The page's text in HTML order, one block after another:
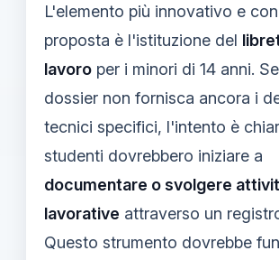
L'elemento più innovativo e
proposta è l'istituzione del
lavoro per i minori di 14 anni.
dossier non fornisca ancora i
tecnici specifici, l'intento è
studenti dovrebbero iniziare a
documentare o svolgere
lavorative attraverso un
Questo strumento dovrebbe